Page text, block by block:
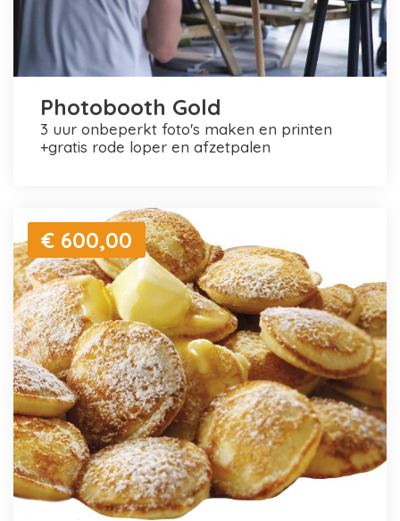
Photobooth Gold
3 uur onbeperkt foto's maken en printen
+gratis rode loper en afzetpalen
€ 600,00